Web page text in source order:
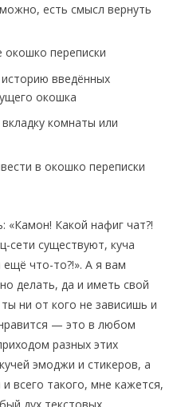
есть смысл вернуть
переписки
введённых
окошка
комнаты или
в окошко переписки
«Камон! Какой нафиг чат?!
сети существуют, куча
что-то?!». А я вам
делать, да и иметь свой
ни от кого не зависишь и
— это в любом
разных этих
эмоджи и стикеров, а
всего такого, мне кажется,